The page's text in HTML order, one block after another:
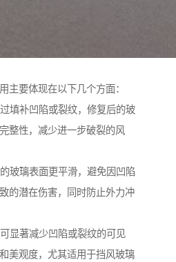
主要体现在以下几个方面：
填补凹陷或裂纹，修复后的玻
整性，减少进一步破裂的风
玻璃表面更平滑，避免因凹陷
的潜在伤害，同时防止外力冲
显著减少凹陷或裂纹的可见
美观度，尤其适用于挡风玻璃